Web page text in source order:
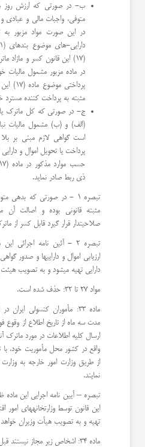
ب- در صورتی که ارزش روز
متوفی، واجبات مالی و عبادی
در این صورت مواد مزبور به
(17) این قانون کسر و
در ماده مزبور مشمول مالیات
پرداختی
مثبته به پرداخت کننده مسترد
ج- در صورتی که کل ماترک
(الف) و (ب) مشمول مالیات
است گواهی لازم مبنی بر بلا
پرداخت یا تحویل اموال و
ذی ربط صادر نماید.
تبصره 1 - در صورتی که بدهی
مثبته قانونی بوده و اصالت آن
صلاحیتدار قرار گیرد قابل کسر از
تبصره 2 - آئين نامه اجرائى
ارزیابی اموال و داراییها و صدور
دارایی تهیه میشود و به تصویب هیئت
مواد 27 تا 32: حذف شده است.
ماده 33: مأموران کنسولی
مدت سه ماه از تاریخ اطلاع از وقوع
ارسال کلیه اطلاعات در مورد ماترک
واقع در کشور محل مأموریت خود،
از طریق وزارت امور خارجه به وزارت
نمایند.
تبصره – آیین نامه اجرایی این
این قانون توسط وزارتخانههای امور
تهیه و به تصویب هیأت وزیران
ماده 34: اشخاص زیر مجاز